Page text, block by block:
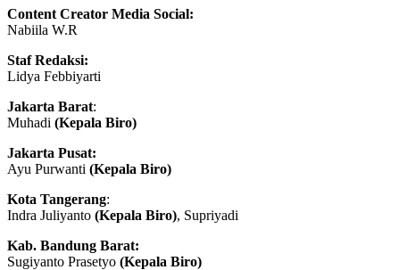
Content Creator Media Social:
Nabiila W.R
Staf Redaksi:
Lidya Febbiyarti
Jakarta Barat:
Muhadi (Kepala Biro)
Jakarta Pusat:
Ayu Purwanti (Kepala Biro)
Kota Tangerang:
Indra Juliyanto (Kepala Biro), Supriyadi
Kab. Bandung Barat:
Sugiyanto Prasetyo (Kepala Biro)